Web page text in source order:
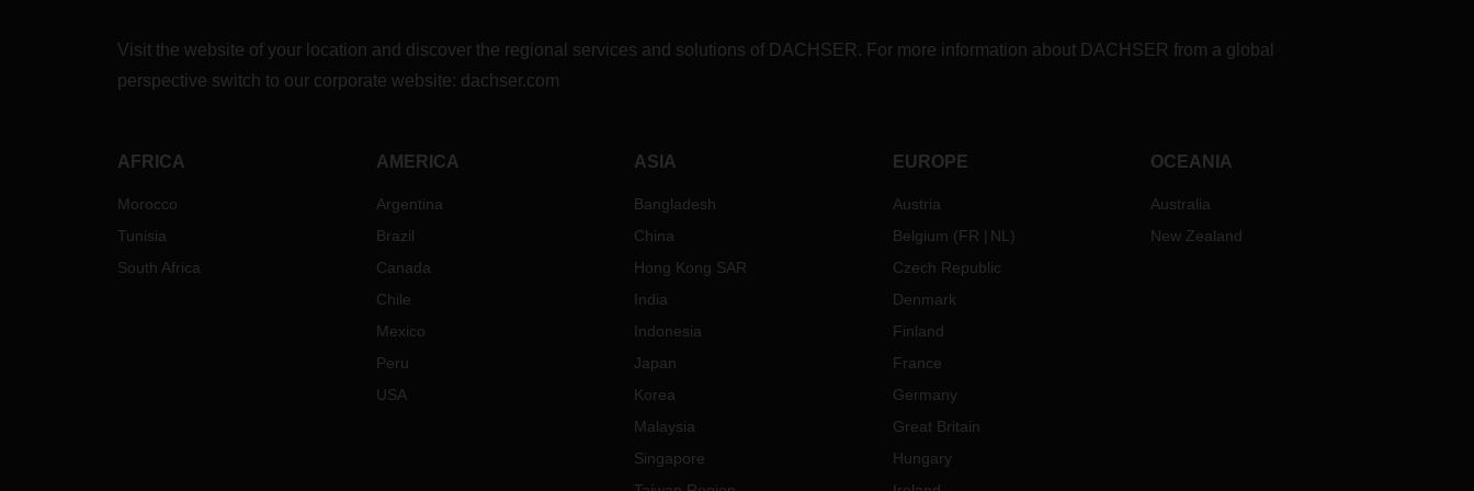
Visit the website of your location and discover the regional services and solutions of DACHSER. For more information about DACHSER from a global
perspective switch to our corporate website: dachser.com
AFRICA
Morocco
Tunisia
South Africa
AMERICA
Argentina
Brazil
Canada
Chile
Mexico
Peru
USA
ASIA
Bangladesh
China
Hong Kong SAR
India
Indonesia
Japan
Korea
Malaysia
Singapore
EUROPE
Austria
Belgium (FR NL )
Czech Republic
Denmark
Finland
France
Germany
Great Britain
Hungary
OCEANIA
Australia
New Zealand